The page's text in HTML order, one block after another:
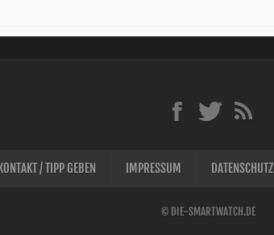
/ TIPP GEBEN IMPRESSUM DATENSCHUTZ
© DIE-SMARTWATCH.DE